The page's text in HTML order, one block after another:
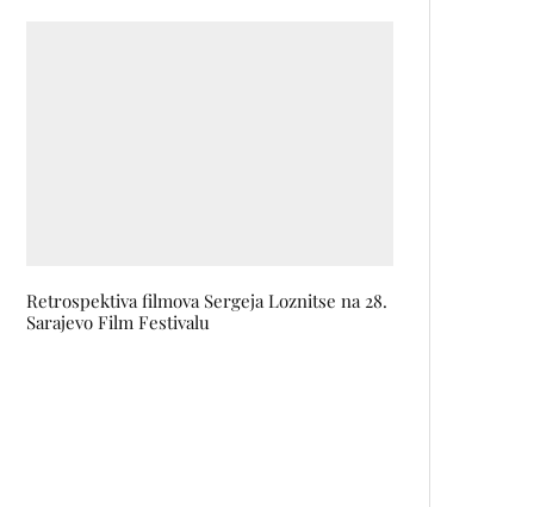
Retrospektiva filmova Sergeja Loznitse na 28.
Sarajevo Film Festivalu